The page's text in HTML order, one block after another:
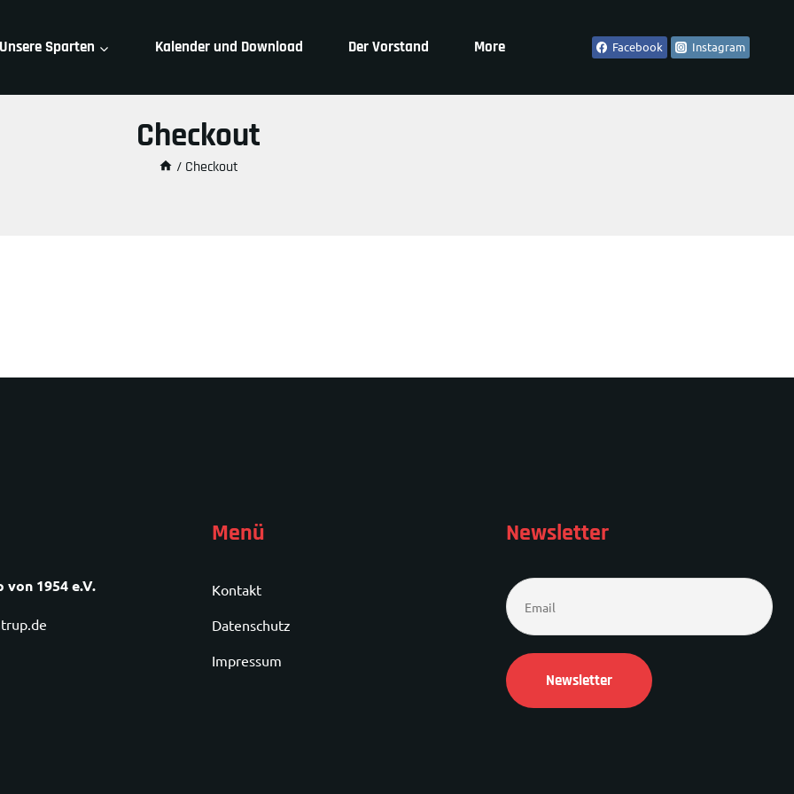
Unsere Sparten Kalender und Download Der Vorstand More Facebook Instagram
Checkout
/ Checkout
von 1954 e.V.
Menü
Kontakt
Datenschutz
Impressum
Newsletter